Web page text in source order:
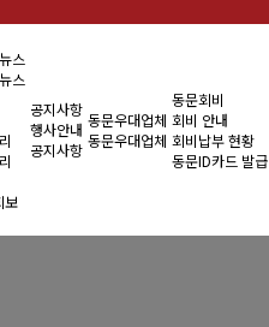
연혁
역대회장
스
스
보
공지사항
행사안내
공지사항
동문우대업체
동문우대업체
동문회비
회비 안내
회비납부 현황
동문ID카드 발급